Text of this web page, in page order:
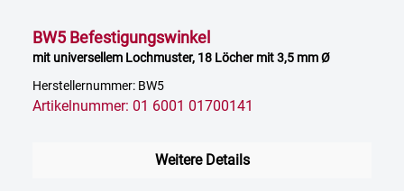
BW5 Befestigungswinkel
mit universellem Lochmuster, 18 Löcher mit 3,5 mm Ø
Herstellernummer: BW5
Artikelnummer: 01 6001 01700141
Weitere Details